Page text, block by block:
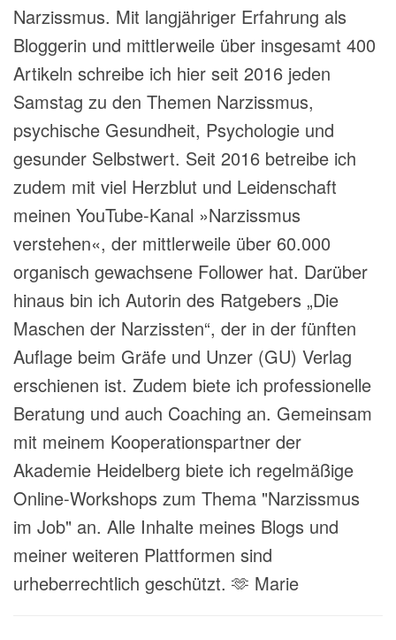
Narzissmus. Mit langjähriger Erfahrung als
Bloggerin und mittlerweile über insgesamt 400
Artikeln schreibe ich hier seit 2016 jeden
Samstag zu den Themen Narzissmus,
psychische Gesundheit, Psychologie und
gesunder Selbstwert. Seit 2016 betreibe ich
zudem mit viel Herzblut und Leidenschaft
meinen YouTube-Kanal »Narzissmus
verstehen«, der mittlerweile über 60.000
organisch gewachsene Follower hat. Darüber
hinaus bin ich Autorin des Ratgebers „Die
Maschen der Narzissten“, der in der fünften
Auflage beim Gräfe und Unzer (GU) Verlag
erschienen ist. Zudem biete ich professionelle
Beratung und auch Coaching an. Gemeinsam
mit meinem Kooperationspartner der
Akademie Heidelberg biete ich regelmäßige
Online-Workshops zum Thema "Narzissmus
im Job" an. Alle Inhalte meines Blogs und
meiner weiteren Plattformen sind
urheberrechtlich geschützt. 🫶 Marie